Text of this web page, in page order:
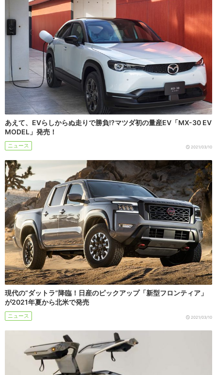
あえて、EVらしからぬ走りで勝負!?マツダ初の量産EV「MX-30 EV
MODEL」発売！
ニュース 2021/03/10
現代の“ダットラ”降臨！日産のピックアップ「新型フロンティア」
が2021年夏から北米で発売
ニュース 2021/03/10